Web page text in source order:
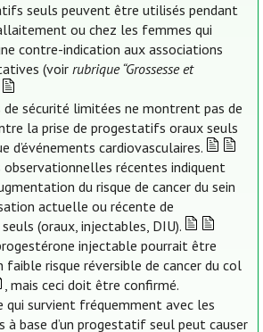
seuls peuvent être utilisés pendant
ou chez les femmes qui
contre-indication aux associations
(voirrubrique “Grossesse et
de sécurité limitées ne montrent pas de
la prise de progestatifs oraux seuls
d’événements cardiovasculaires.
observationnelles récentes indiquent
du risque de cancer du sein
actuelle ou récente de
(oraux, injectables, DIU).
injectable pourrait être
faible risque réversible de cancer du col
, mais ceci doit être confirmé.
qui survient fréquemment avec les
base d’un progestatif seul peut causer